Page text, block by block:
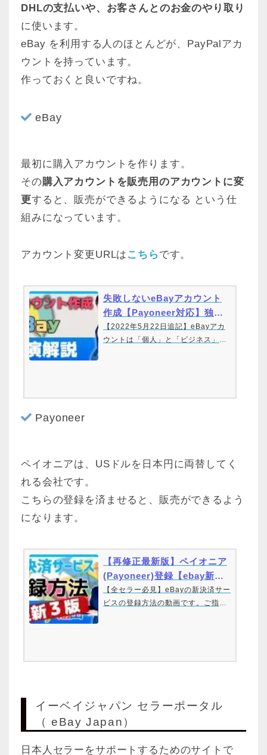
DHLの支払いや、お客さんとのお金のやり取り
に使います。
eBay を利用する人のほとんどが、PayPalアカ
ウントを持っています。
作っておくと良いですね。
eBay
最初に購入アカウントを作ります。
その購入アカウントを販売用のアカウントに変
更すると、販売ができるようになる という仕
組みになっています。
アカウント変更URLは こちら です。
失敗しないeBayアカウント
作成【Payoneer対応】独自
決済後の変更点
【2022年5月22日追記】eBayアカ
ウントは「個人」と「ビジネス」と
Payoneer
ペイオニアは、USドルを日本円に両替してく
れる会社です。
こちらの登録を済ませると、販売ができるよう
になります。
【再修正最新版】ペイオニア
(Payoneer)登録【ebay新決
済サービス】マネージド・
ペ…
【全セラー必見】eBayの新決済サー
ビスの登録方法の動画です。ご指摘
イーベイジャパン セラーポータル
（ eBay Japan）
日本人セラーをサポートするためのサイトで